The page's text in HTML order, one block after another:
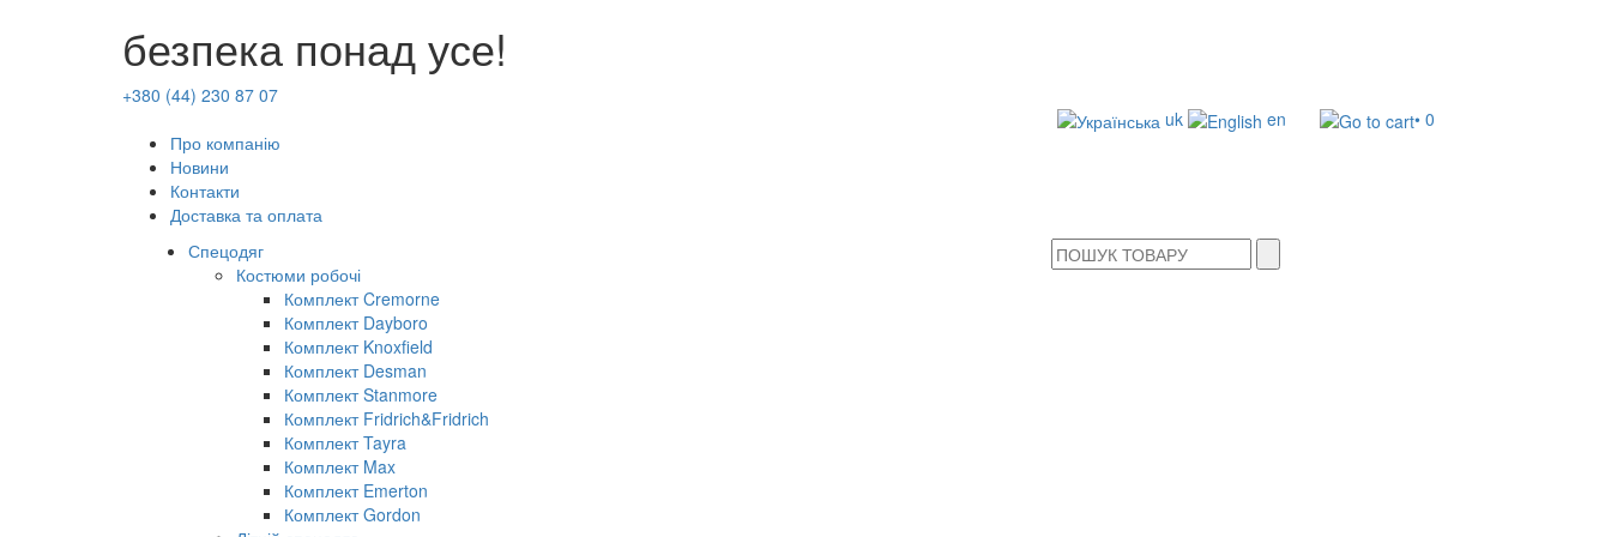
безпека понад усе!
+380 (44) 230 87 07
Про компанію
Новини
Контакти
Доставка та оплата
uk en • 0
Спецодяг
Костюми робочі
Комплект Cremorne
Комплект Dayboro
Комплект Knoxfield
Комплект Desman
Комплект Stanmore
Комплект Fridrich&Fridrich
Комплект Tayra
Комплект Max
Комплект Emerton
Комплект Gordon